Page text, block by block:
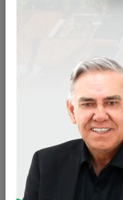
A Prefeitura Municipal